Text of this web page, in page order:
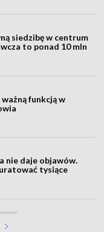
siedzibę w centrum
to ponad 10 mln
ważną funkcją w
nie daje objawów.
tysiące